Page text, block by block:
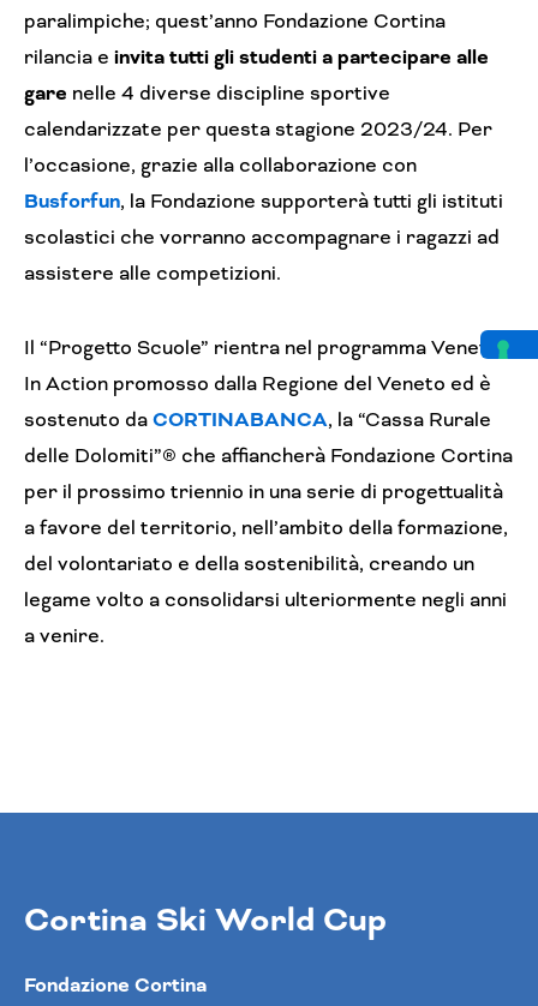
paralimpiche; quest’anno Fondazione Cortina
rilancia e invita tutti gli studenti a partecipare alle
gare nelle 4 diverse discipline sportive
calendarizzate per questa stagione 2023/24. Per
l’occasione, grazie alla collaborazione con
Busforfun, la Fondazione supporterà tutti gli istituti
scolastici che vorranno accompagnare i ragazzi ad
assistere alle competizioni.
Il “Progetto Scuole” rientra nel programma Veneto
In Action promosso dalla Regione del Veneto ed è
sostenuto daCORTINABANCA, la “Cassa Rurale
delle Dolomiti”® che affiancherà Fondazione Cortina
per il prossimo triennio in una serie di progettualità
a favore del territorio, nell’ambito della formazione,
del volontariato e della sostenibilità, creando un
legame volto a consolidarsi ulteriormente negli anni
a venire.
Cortina Ski World Cup
Fondazione Cortina